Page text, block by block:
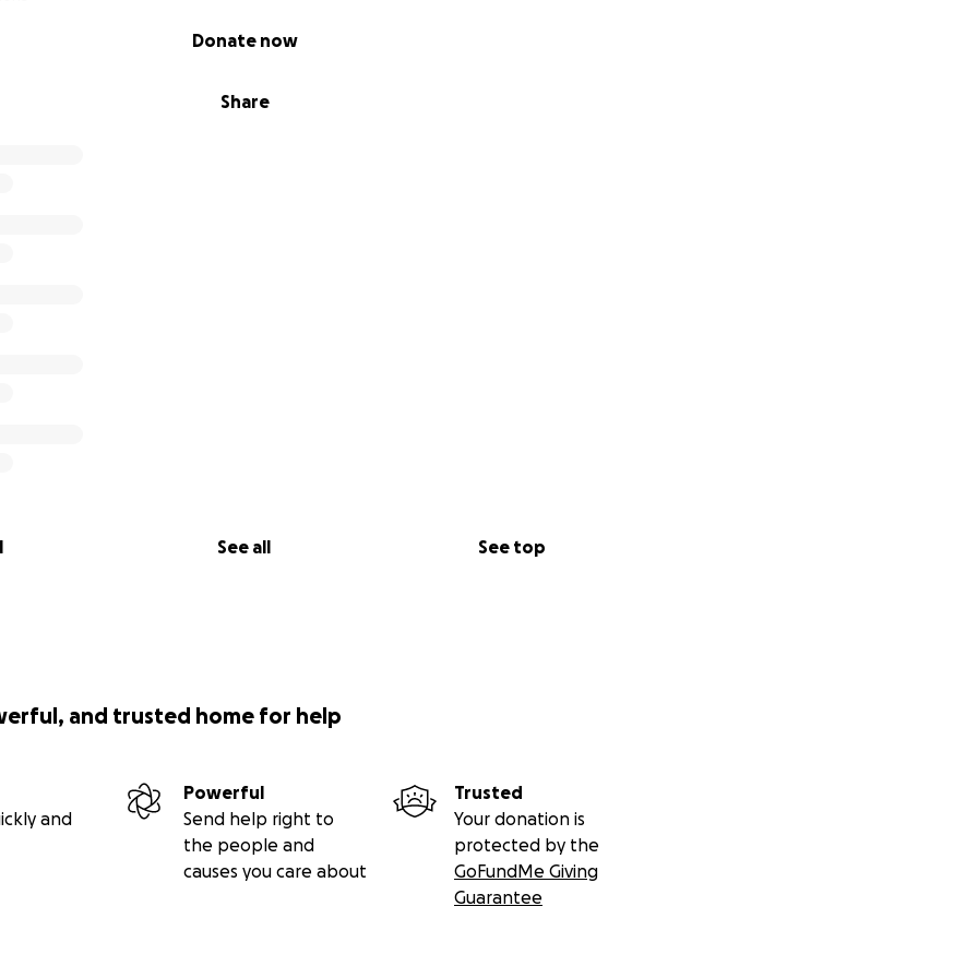
Share
Donate now
See all See top
and trusted home for help
and
Powerful
Send help right to
the people and
causes you care about
Trusted
Your donation is
protected by the
GoFundMe Giving
Guarantee